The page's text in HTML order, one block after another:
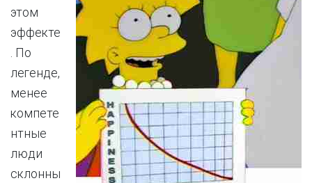
этом
эффекте
. По
легенде,
менее
компете
нтные
люди
склонны